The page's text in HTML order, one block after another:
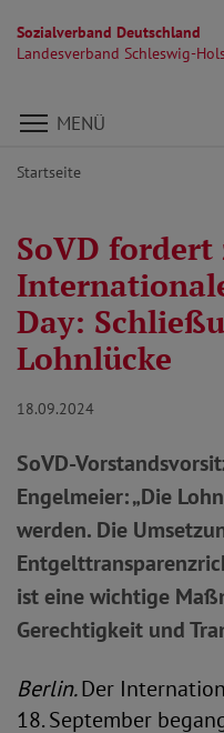
Sozialverband Deutschland
Landesverband Schleswig-
Direkt zu den Inhalten
MENÜ
Startseite
SoVD
Day:
Lohnlücke
18.09.2024
SoVD-
Engelmeier: „Die
werden. Die
ist eine wichtige
Gerechtigkeit und
Berlin.Der
18. September